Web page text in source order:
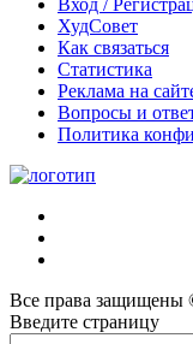
Вход /
ХудСовет
Как связаться
Статистика
Реклама на
Вопросы и
Политика
Все права защищены
Введите страницу